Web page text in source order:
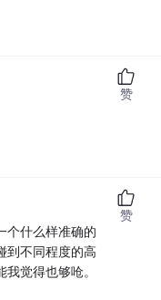
赞
个什么样准确的
到不同程度的高
觉得也够呛。
赞